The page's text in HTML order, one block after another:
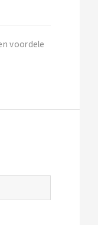
voordele